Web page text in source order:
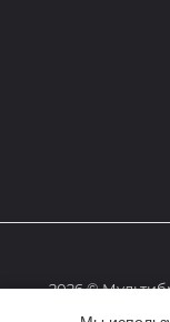
2026 ©